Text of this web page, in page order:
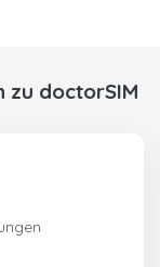
zu doctorSIM